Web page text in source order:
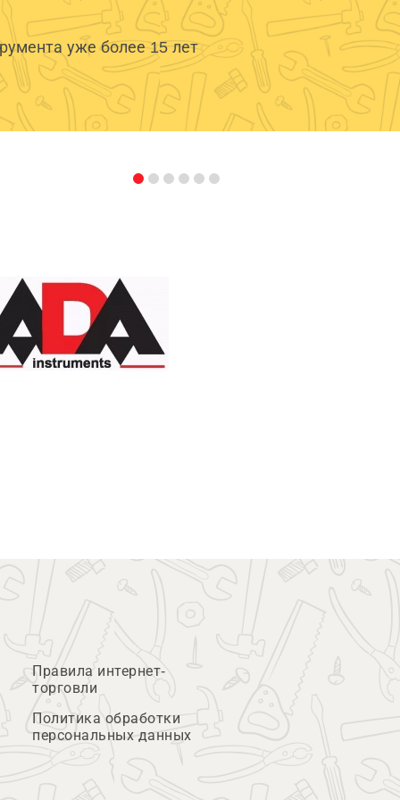
уже более 15 лет
Правила интернет-
торговли
Политика обработки
персональных данных